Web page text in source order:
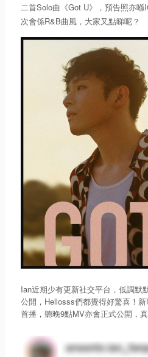
二首Solo曲《Got U》，預告照亦
次會係R&B曲風，大家又點睇呢？
Ian近期少有更新社交平台，低調默
公開，Hellosss們都覺得好驚喜！
首播，聽晚9點MV亦會正式公開，真